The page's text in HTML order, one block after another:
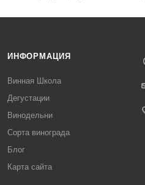
ИНФОРМАЦИЯ
Винная Школа
Дегустации
Винодельни
Сорта винограда
Блог
Карта сайта